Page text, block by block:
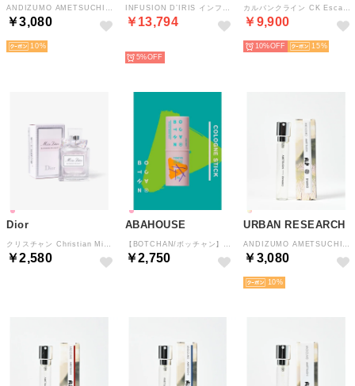
￥3,080
10
￥13,794
5%
￥9,900
10% 15
Dior
￥2,580
ABAHOUSE
￥2,750
URBAN RESEARCH
￥3,080
10